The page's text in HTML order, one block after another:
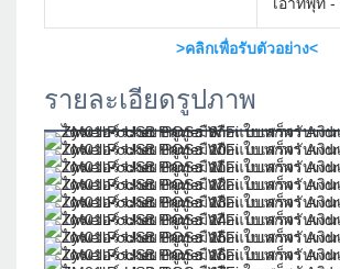
>คลิกเพื่อรับตัวอย่าง<
รายละเอียดรูปภาพ